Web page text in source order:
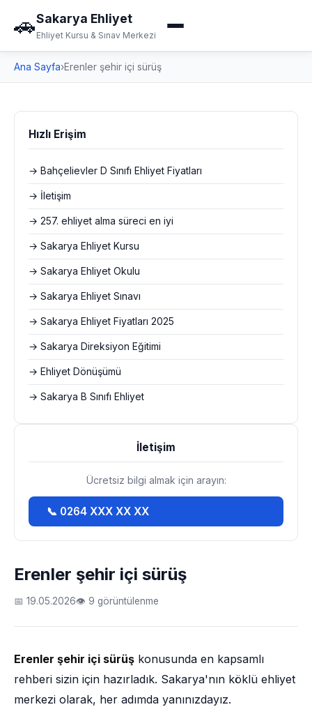
🚗Sakarya Ehliyet
Ehliyet Kursu & Sınav Merkezi
Ana Sayfa›Erenler şehir içi sürüş
Erenler şehir içi sürüş
📅 19.05.2026👁 9 görüntülenme
Erenler şehir içi sürüş konusunda en kapsamlı
rehberi sizin için hazırladık. Sakarya'nın köklü ehliyet
merkezi olarak, her adımda yanınızdayız.
Hızlı Erişim
→ Bahçelievler D Sınıfı Ehliyet Fiyatları
→ İletişim
→ 257. ehliyet alma süreci en iyi
→ Sakarya Ehliyet Kursu
→ Sakarya Ehliyet Okulu
→ Sakarya Ehliyet Sınavı
→ Sakarya Ehliyet Fiyatları 2025
→ Sakarya Direksiyon Eğitimi
→ Ehliyet Dönüşümü
→ Sakarya B Sınıfı Ehliyet
İletişim
Ücretsiz bilgi almak için arayın:
📞 0264 XXX XX XX